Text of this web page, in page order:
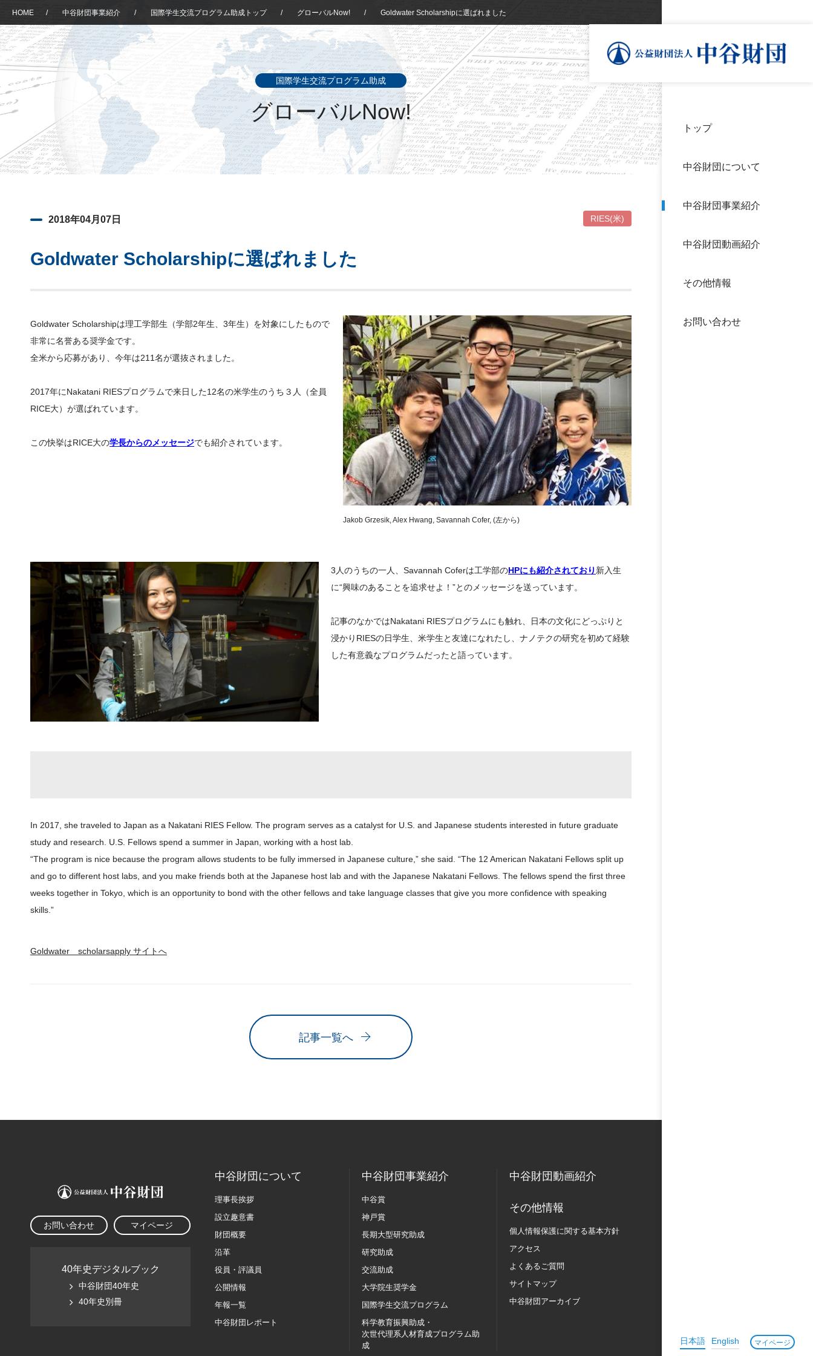
トップ
中谷財団について
中谷財団事業紹介
中谷財団動画紹介
その他情報
お問い合わせ
日本語 English マイページ
HOME / 中谷財団事業紹介 / 国際学生交流プログラム助成トップ / グローバルNow! / Goldwater Scholarshipに選ばれました
国際学生交流プログラム助成
グローバルNow!
2018年04月07日 RIES(米)
Goldwater Scholarshipに選ばれました
Jakob Grzesik, Alex Hwang, Savannah Cofer, (左から)
Goldwater Scholarshipは理工学部生（学部2年生、3年生）を対象にしたもので
非常に名誉ある奨学金です。
全米から応募があり、今年は211名が選抜されました。
2017年にNakatani RIESプログラムで来日した12名の米学生のうち３人（全員
RICE大）が選ばれています。
この快挙はRICE大の学長からのメッセージでも紹介されています。
3人のうちの一人、Savannah Coferは工学部のHPにも紹介されており 新入生
に“興味のあることを追求せよ！”とのメッセージを送っています。
記事のなかではNakatani RIESプログラムにも触れ、日本の文化にどっぷりと
浸かりRIESの日学生、米学生と友達になれたし、ナノテクの研究を初めて経験
した有意義なプログラムだったと語っています。
In 2017, she traveled to Japan as a Nakatani RIES Fellow. The program serves as a catalyst for U.S. and Japanese students interested in future graduate
study and research. U.S. Fellows spend a summer in Japan, working with a host lab.
“The program is nice because the program allows students to be fully immersed in Japanese culture,” she said. “The 12 American Nakatani Fellows split up
and go to different host labs, and you make friends both at the Japanese host lab and with the Japanese Nakatani Fellows. The fellows spend the first three
weeks together in Tokyo, which is an opportunity to bond with the other fellows and take language classes that give you more confidence with speaking
skills.”
Goldwater scholarsapply サイトへ
記事一覧へ
お問い合わせ マイページ
40年史デジタルブック
中谷財団40年史
40年史別冊
中谷財団について
理事長挨拶
設立趣意書
財団概要
沿革
役員・評議員
公開情報
年報一覧
中谷財団レポート
中谷財団事業紹介
中谷賞
神戸賞
長期大型研究助成
研究助成
交流助成
大学院生奨学金
国際学生交流プログラム
科学教育振興助成・
次世代理系人材育成プログラム助
成
中谷財団動画紹介
その他情報
個人情報保護に関する基本方針
アクセス
よくあるご質問
サイトマップ
中谷財団アーカイブ